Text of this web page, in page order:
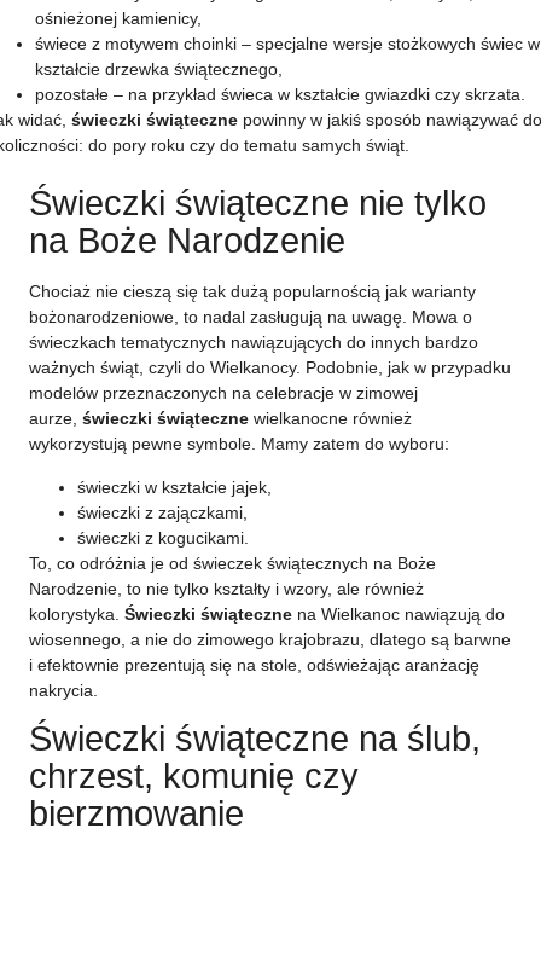
ośnieżonej kamienicy,
świece z motywem choinki – specjalne wersje stożkowych świec w
kształcie drzewka świątecznego,
pozostałe – na przykład świeca w kształcie gwiazdki czy skrzata.
widać, świeczki świątecznepowinny w jakiś sposób nawiązywać do
do pory roku czy do tematu samych świąt.
Świeczki świąteczne nie tylko
na Boże Narodzenie
Chociaż nie cieszą się tak dużą popularnością jak warianty
bożonarodzeniowe, to nadal zasługują na uwagę. Mowa o
świeczkach tematycznych nawiązujących do innych bardzo
ważnych świąt, czyli do Wielkanocy. Podobnie, jak w przypadku
modelów przeznaczonych na celebracje w zimowej
aurze, świeczki świąteczne wielkanocne również
wykorzystują pewne symbole. Mamy zatem do wyboru:
świeczki w kształcie jajek,
świeczki z zajączkami,
świeczki z kogucikami.
To, co odróżnia je od świeczek świątecznych na Boże
Narodzenie, to nie tylko kształty i wzory, ale również
kolorystyka. Świeczki świąteczne na Wielkanoc nawiązują do
wiosennego, a nie do zimowego krajobrazu, dlatego są barwne
i efektownie prezentują się na stole, odświeżając aranżację
nakrycia.
Świeczki świąteczne na ślub,
chrzest, komunię czy
bierzmowanie